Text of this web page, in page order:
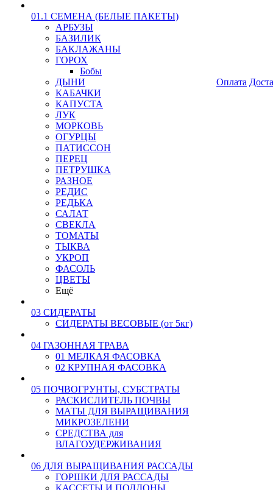
01.1 СЕМЕНА (БЕЛЫЕ ПАКЕТЫ)
АРБУЗЫ
БАЗИЛИК
БАКЛАЖАНЫ
ГОРОХ
Бобы
ДЫНИ
КАБАЧКИ
КАПУСТА
ЛУК
МОРКОВЬ
ОГУРЦЫ
ПАТИССОН
ПЕРЕЦ
ПЕТРУШКА
РАЗНОЕ
РЕДИС
РЕДЬКА
САЛАТ
СВЕКЛА
ТОМАТЫ
ТЫКВА
УКРОП
ФАСОЛЬ
ЦВЕТЫ
Ещё
03 СИДЕРАТЫ
СИДЕРАТЫ ВЕСОВЫЕ (от 5кг)
04 ГАЗОННАЯ ТРАВА
01 МЕЛКАЯ ФАСОВКА
02 КРУПНАЯ ФАСОВКА
05 ПОЧВОГРУНТЫ, СУБСТРАТЫ
РАСКИСЛИТЕЛЬ ПОЧВЫ
МАТЫ ДЛЯ ВЫРАЩИВАНИЯ
МИКРОЗЕЛЕНИ
СРЕДСТВА для
ВЛАГОУДЕРЖИВАНИЯ
06 ДЛЯ ВЫРАЩИВАНИЯ РАССАДЫ
ГОРШКИ ДЛЯ РАССАДЫ
КАССЕТЫ И ПОДДОНЫ
Оплата